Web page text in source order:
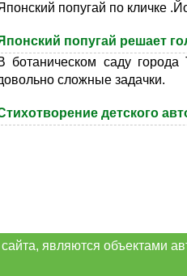
попугай по кличке
попугай решает
ботаническом саду
сложные задачки.
детского
являются объектами